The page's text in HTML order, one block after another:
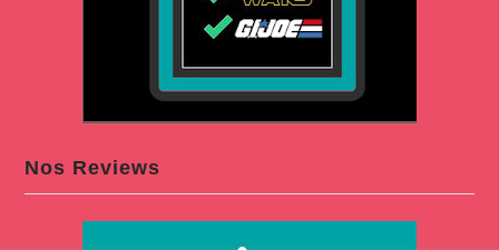
Nos Reviews